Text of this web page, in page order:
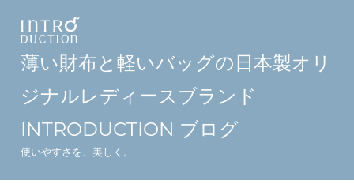
薄い財布と軽いバッグの日本製オリ
ジナルレディースブランド
INTRODUCTION ブログ
使いやすさを、美しく。